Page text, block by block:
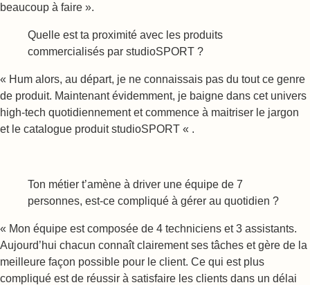
beaucoup à faire ».
Quelle est ta proximité avec les produits
commercialisés par studioSPORT ?
« Hum alors, au départ, je ne connaissais pas du tout ce genre
de produit. Maintenant évidemment, je baigne dans cet univers
high-tech quotidiennement et commence à maitriser le jargon
et le catalogue produit studioSPORT « .
Ton métier t’amène à driver une équipe de 7
personnes, est-ce compliqué à gérer au quotidien ?
« Mon équipe est composée de 4 techniciens et 3 assistants.
Aujourd’hui chacun connaît clairement ses tâches et gère de la
meilleure façon possible pour le client. Ce qui est plus
compliqué est de réussir à satisfaire les clients dans un délai